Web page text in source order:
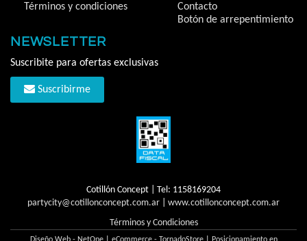
Términos y condiciones
Contacto
Botón de arrepentimiento
NEWSLETTER
Suscribite para ofertas exclusivas
Suscribirme
Cotillón Concept | Tel: 1158169204
partycity@cotillonconcept.com.ar
www.cotillonconcept.com.ar
Términos y Condiciones